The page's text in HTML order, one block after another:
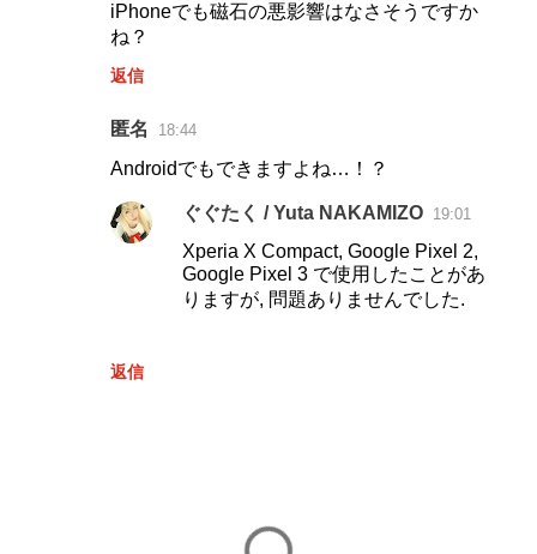
iPhoneでも磁石の悪影響はなさそうですか
ね？
返信
匿名 18:44
Androidでもできますよね…！？
返信
ぐぐたく / Yuta NAKAMIZO 19:01
Xperia X Compact, Google Pixel 2,
Google Pixel 3 で使用したことがあ
りますが, 問題ありませんでした.